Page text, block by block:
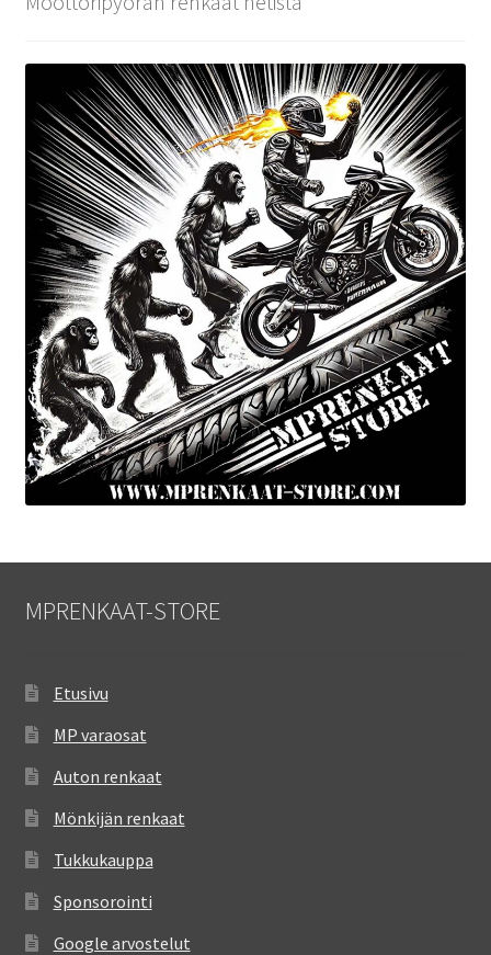
MPRENKAAT-STORE
Etusivu
MP varaosat
Auton renkaat
Mönkijän renkaat
Tukkukauppa
Sponsorointi
Google arvostelut